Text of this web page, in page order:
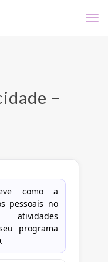
–
como a
pessoais no
programa